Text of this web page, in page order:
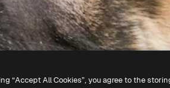
“Accept All Cookies”, you agree to the